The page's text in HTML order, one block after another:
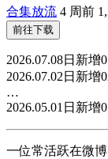
合集放流 4 周前
前往下载
2026.07.08日新增
2026.07.02日新增
…
2026.05.01日新增
一位常活跃在微